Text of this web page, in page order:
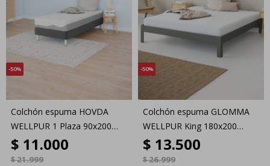
50
Colchón espuma HOVDA
WELLPUR 1 Plaza 90x200
GOLD Firme
$ 11.000
$21.999
50
Colchón espuma GLOMMA
WELLPUR King 180x200
GOLD Firme
$ 13.500
$26.999